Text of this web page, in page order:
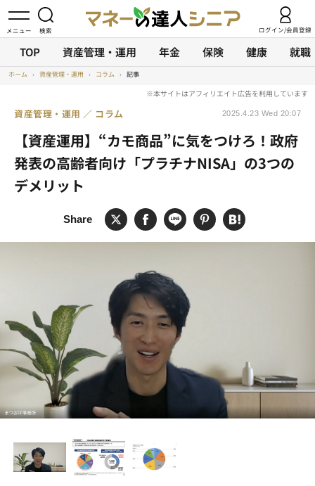
ログイン/会員登録
TOP 資産管理・運用 年金 保険 健康 就職
ホーム › 資産管理・運用 › コラム › 記事
【資産運用】“カモ商品”に気をつけろ！政府
発表の高齢者向け「プラチナNISA」の3つの
デメリット
資産管理・運用 コラム 2025.4.23 Wed 20:07